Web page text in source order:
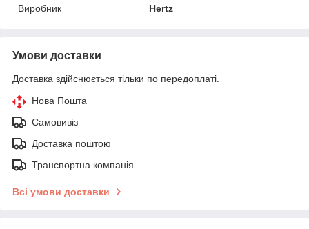
Виробник
Hertz
Умови доставки
Доставка здійснюється тільки по передоплаті.
Нова Пошта
Самовивіз
Доставка поштою
Транспортна компанія
Всі умови доставки